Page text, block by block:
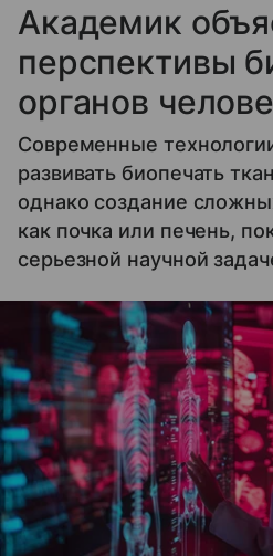
Академик
перспективы
органов
Современные
развивать биопечать
однако создание
как почка или печень,
серьезной научной